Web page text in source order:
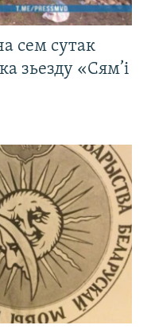
сем сутак
зьезду «Сям’і